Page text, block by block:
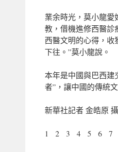
業余時光，莫小龍
教，借機進修西醫診
西醫文明的心得，收
下往。”莫小龍說。
本年是中國與巴西建
者”，讓中國的傳統
新華社記者 金皓原 攝
1 2 3 4 5 6 7